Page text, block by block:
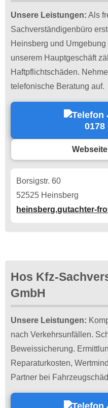
Unsere Leistungen: Als
Sachverständigenbüro
Heinsberg und
unserem Hauptgeschäft
Haftpflichtschäden.
telefonische Beratung auf.
0178
Borsigstr. 60
52525 Heinsberg
heinsberg.gutachter-
Hos Kfz-
GmbH
Unsere Leistungen:
nach Verkehrsunfällen.
Beweissicherung.
Reparaturkosten,
Partner bei